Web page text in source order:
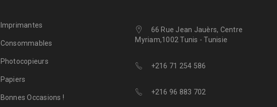
Imprimantes
Consommables
Photocopieurs
Papiers
Bonnes Occasions !
66 Rue Jean Jauèrs, Centre
Myriam,1002 Tunis - Tunisie
+216 71 254 586
+216 96 883 702